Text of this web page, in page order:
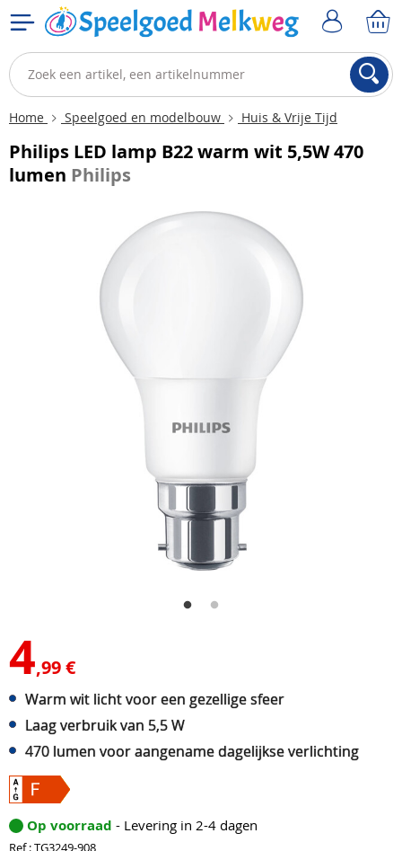
Home Speelgoed en modelbouw Huis & Vrije Tijd
Philips LED lamp B22 warm wit 5,5W 470
lumen Philips
4,99 €
Warm wit licht voor een gezellige sfeer
Laag verbruik van 5,5 W
470 lumen voor aangename dagelijkse verlichting
Op voorraad - Levering in 2-4 dagen
Ref : TG3249-908